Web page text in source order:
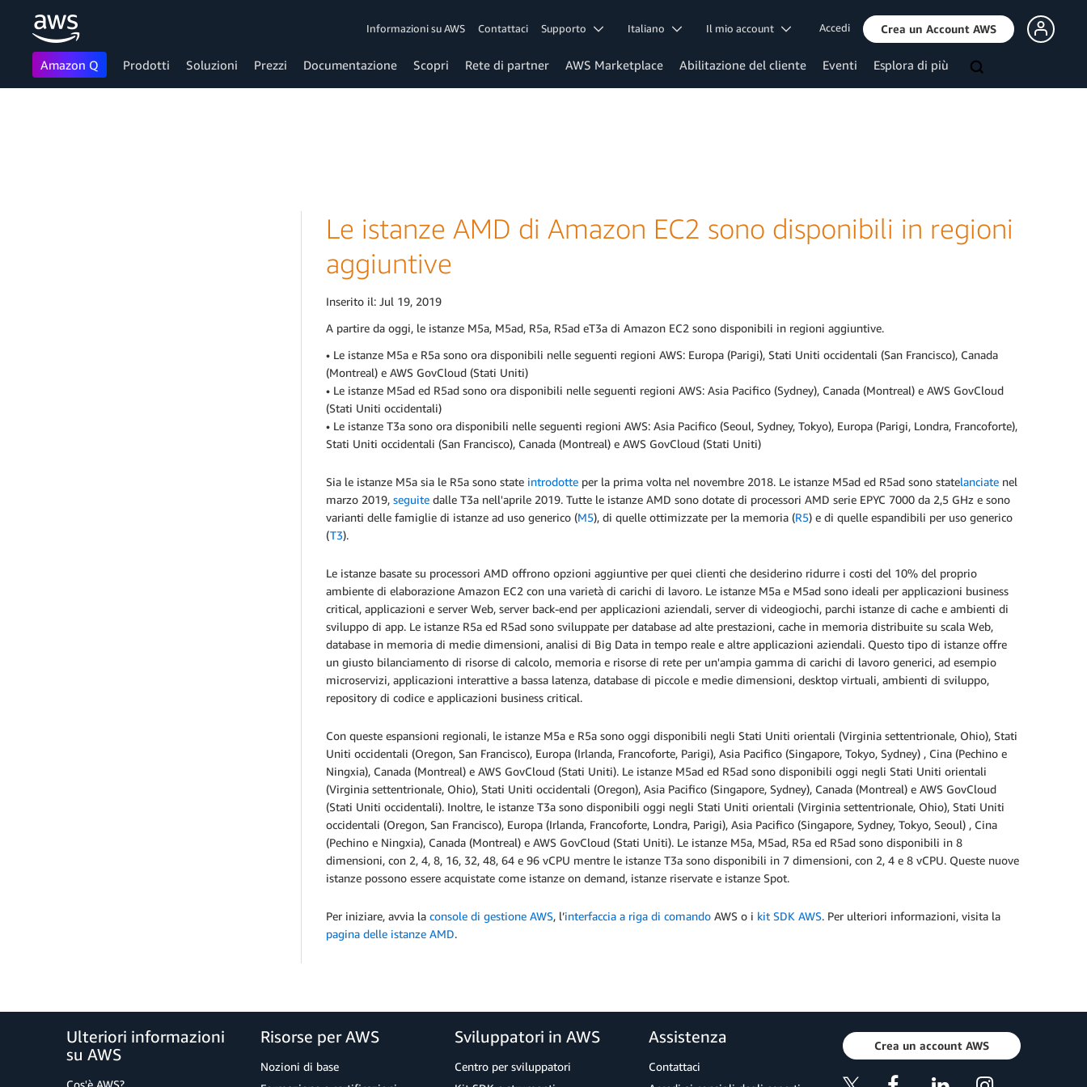
Informazioni su AWS Contattaci Supporto Italiano Il mio account Accedi Crea un Account AWS
Amazon Q Prodotti Soluzioni Prezzi Documentazione Scopri Rete di partner AWS Marketplace Abilitazione del cliente Eventi Esplora di più
Le istanze AMD di Amazon EC2 sono disponibili in regioni
aggiuntive
Inserito il: Jul 19, 2019
A partire da oggi, le istanze M5a, M5ad, R5a, R5ad eT3a di Amazon EC2 sono disponibili in regioni aggiuntive.
• Le istanze M5a e R5a sono ora disponibili nelle seguenti regioni AWS: Europa (Parigi), Stati Uniti occidentali (San Francisco), Canada
(Montreal) e AWS GovCloud (Stati Uniti)
• Le istanze M5ad ed R5ad sono ora disponibili nelle seguenti regioni AWS: Asia Pacifico (Sydney), Canada (Montreal) e AWS GovCloud
(Stati Uniti occidentali)
• Le istanze T3a sono ora disponibili nelle seguenti regioni AWS: Asia Pacifico (Seoul, Sydney, Tokyo), Europa (Parigi, Londra, Francoforte),
Stati Uniti occidentali (San Francisco), Canada (Montreal) e AWS GovCloud (Stati Uniti)
Sia le istanze M5a sia le R5a sono state introdotte per la prima volta nel novembre 2018. Le istanze M5ad ed R5ad sono statelanciate nel
marzo 2019, seguite dalle T3a nell'aprile 2019. Tutte le istanze AMD sono dotate di processori AMD serie EPYC 7000 da 2,5 GHz e sono
varianti delle famiglie di istanze ad uso generico (M5), di quelle ottimizzate per la memoria (R5) e di quelle espandibili per uso generico
(T3).
Le istanze basate su processori AMD offrono opzioni aggiuntive per quei clienti che desiderino ridurre i costi del 10% del proprio
ambiente di elaborazione Amazon EC2 con una varietà di carichi di lavoro. Le istanze M5a e M5ad sono ideali per applicazioni business
critical, applicazioni e server Web, server back-end per applicazioni aziendali, server di videogiochi, parchi istanze di cache e ambienti di
sviluppo di app. Le istanze R5a ed R5ad sono sviluppate per database ad alte prestazioni, cache in memoria distribuite su scala Web,
database in memoria di medie dimensioni, analisi di Big Data in tempo reale e altre applicazioni aziendali. Questo tipo di istanze offre
un giusto bilanciamento di risorse di calcolo, memoria e risorse di rete per un'ampia gamma di carichi di lavoro generici, ad esempio
microservizi, applicazioni interattive a bassa latenza, database di piccole e medie dimensioni, desktop virtuali, ambienti di sviluppo,
repository di codice e applicazioni business critical.
Con queste espansioni regionali, le istanze M5a e R5a sono oggi disponibili negli Stati Uniti orientali (Virginia settentrionale, Ohio), Stati
Uniti occidentali (Oregon, San Francisco), Europa (Irlanda, Francoforte, Parigi), Asia Pacifico (Singapore, Tokyo, Sydney) , Cina (Pechino e
Ningxia), Canada (Montreal) e AWS GovCloud (Stati Uniti). Le istanze M5ad ed R5ad sono disponibili oggi negli Stati Uniti orientali
(Virginia settentrionale, Ohio), Stati Uniti occidentali (Oregon), Asia Pacifico (Singapore, Sydney), Canada (Montreal) e AWS GovCloud
(Stati Uniti occidentali). Inoltre, le istanze T3a sono disponibili oggi negli Stati Uniti orientali (Virginia settentrionale, Ohio), Stati Uniti
occidentali (Oregon, San Francisco), Europa (Irlanda, Francoforte, Londra, Parigi), Asia Pacifico (Singapore, Sydney, Tokyo, Seoul) , Cina
(Pechino e Ningxia), Canada (Montreal) e AWS GovCloud (Stati Uniti). Le istanze M5a, M5ad, R5a ed R5ad sono disponibili in 8
dimensioni, con 2, 4, 8, 16, 32, 48, 64 e 96 vCPU mentre le istanze T3a sono disponibili in 7 dimensioni, con 2, 4 e 8 vCPU. Queste nuove
istanze possono essere acquistate come istanze on demand, istanze riservate e istanze Spot.
Per iniziare, avvia la console di gestione AWS, l’interfaccia a riga di comando AWS o i kit SDK AWS. Per ulteriori informazioni, visita la
pagina delle istanze AMD.
Ulteriori informazioni
su AWS
Risorse per AWS
Nozioni di base
Sviluppatori in AWS
Centro per sviluppatori
Assistenza
Contattaci
Crea un account AWS